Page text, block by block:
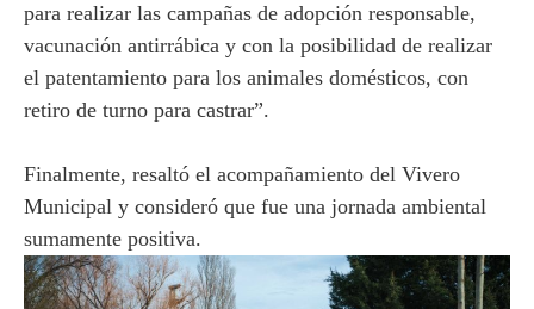
para realizar las campañas de adopción responsable,
vacunación antirrábica y con la posibilidad de realizar
el patentamiento para los animales domésticos, con
retiro de turno para castrar”.
Finalmente, resaltó el acompañamiento del Vivero
Municipal y consideró que fue una jornada ambiental
sumamente positiva.